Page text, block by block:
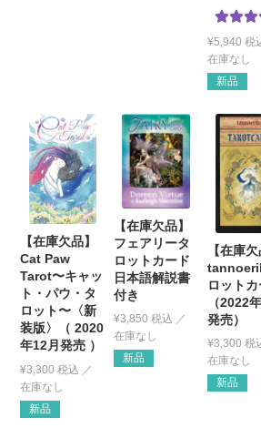
5段階中
の評価
¥5,940 税
新品
【在庫欠品】
Cat Paw
Tarot〜キャッ
ト・パウ・タ
ロット〜〈新
装版〉（ 2020
年12月発売 ）
¥3,300 税込
新品
【在庫欠品】
フェアリータ
ロットカード
日本語解説書
付き
¥3,850 税込
新品
【在庫欠
ロットカ
（2022
発売）
¥3,300 税
新品